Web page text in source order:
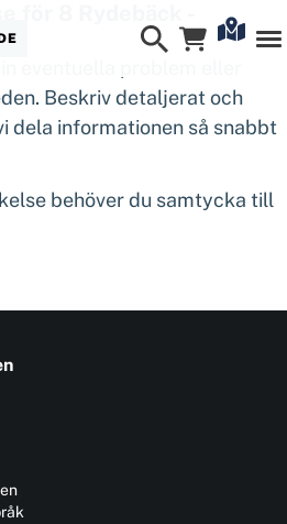
för 8 Rydebäck -
eventuella problem eller
Beskriv detaljerat och
dela informationen så snabbt
behöver du samtycka till